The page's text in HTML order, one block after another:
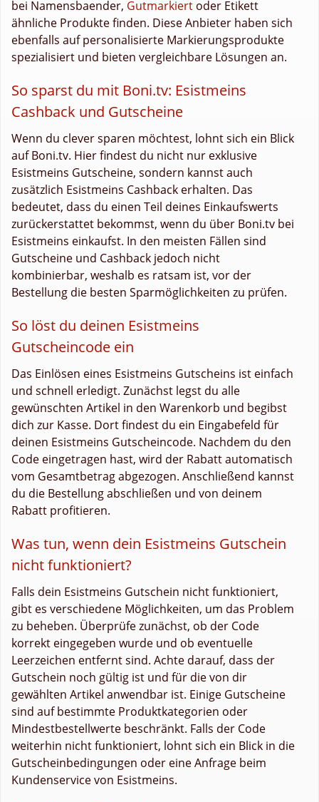
bei Namensbaender, Gutmarkiert oder Etikett
ähnliche Produkte finden. Diese Anbieter haben sich
ebenfalls auf personalisierte Markierungsprodukte
spezialisiert und bieten vergleichbare Lösungen an.
So sparst du mit Boni.tv: Esistmeins
Cashback und Gutscheine
Wenn du clever sparen möchtest, lohnt sich ein Blick
auf Boni.tv. Hier findest du nicht nur exklusive
Esistmeins Gutscheine, sondern kannst auch
zusätzlich Esistmeins Cashback erhalten. Das
bedeutet, dass du einen Teil deines Einkaufswerts
zurückerstattet bekommst, wenn du über Boni.tv bei
Esistmeins einkaufst. In den meisten Fällen sind
Gutscheine und Cashback jedoch nicht
kombinierbar, weshalb es ratsam ist, vor der
Bestellung die besten Sparmöglichkeiten zu prüfen.
So löst du deinen Esistmeins
Gutscheincode ein
Das Einlösen eines Esistmeins Gutscheins ist einfach
und schnell erledigt. Zunächst legst du alle
gewünschten Artikel in den Warenkorb und begibst
dich zur Kasse. Dort findest du ein Eingabefeld für
deinen Esistmeins Gutscheincode. Nachdem du den
Code eingetragen hast, wird der Rabatt automatisch
vom Gesamtbetrag abgezogen. Anschließend kannst
du die Bestellung abschließen und von deinem
Rabatt profitieren.
Was tun, wenn dein Esistmeins Gutschein
nicht funktioniert?
Falls dein Esistmeins Gutschein nicht funktioniert,
gibt es verschiedene Möglichkeiten, um das Problem
zu beheben. Überprüfe zunächst, ob der Code
korrekt eingegeben wurde und ob eventuelle
Leerzeichen entfernt sind. Achte darauf, dass der
Gutschein noch gültig ist und für die von dir
gewählten Artikel anwendbar ist. Einige Gutscheine
sind auf bestimmte Produktkategorien oder
Mindestbestellwerte beschränkt. Falls der Code
weiterhin nicht funktioniert, lohnt sich ein Blick in die
Gutscheinbedingungen oder eine Anfrage beim
Kundenservice von Esistmeins.